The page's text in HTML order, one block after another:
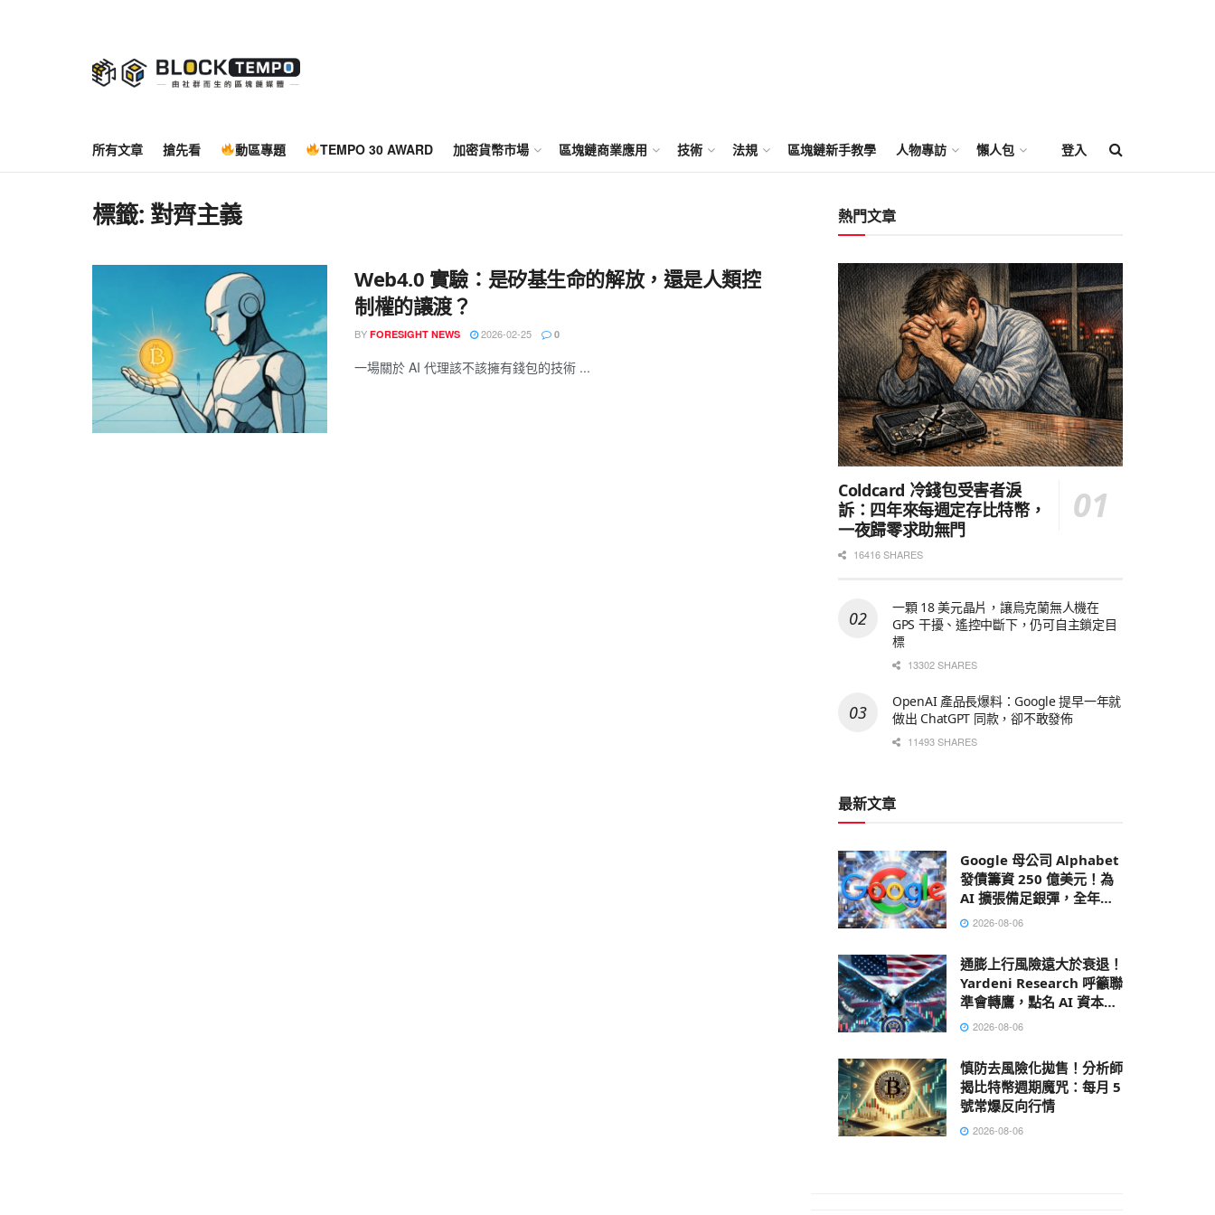
所有文章 搶先看 動區專題 TEMPO 30 AWARD 加密貨幣市場 區塊鏈商業應用 技術 法規 區塊鏈新手教學 人物專訪 懶人包 登入
標籤: 對齊主義
Web4.0 實驗：是矽基生命的解放，還是人類控
制權的讓渡？
BY FORESIGHT NEWS 2026-02-25 0
一場關於 AI 代理該不該擁有錢包的技術 ...
熱門文章
Coldcard 冷錢包受害者淚
訴：四年來每週定存比特幣，
一夜歸零求助無門
16416 SHARES
一顆 18 美元晶片，讓烏克蘭無人機在
GPS 干擾、遙控中斷下，仍可自主鎖定目
標
13302 SHARES
OpenAI 產品長爆料：Google 提早一年就
做出 ChatGPT 同款，卻不敢發佈
11493 SHARES
最新文章
Google 母公司 Alphabet
發債籌資 250 億美元！為
AI 擴張備足銀彈，全年資
本支出上看 2050 億鎂
2026-08-06
通膨上行風險遠大於衰退！
Yardeni Research 呼籲聯
準會轉鷹，點名 AI 資本支
出成經濟救命丸
2026-08-06
慎防去風險化拋售！分析師
揭比特幣週期魔咒：每月 5
號常爆反向行情
2026-08-06